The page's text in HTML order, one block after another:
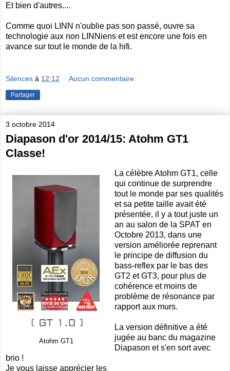
Et bien d'autres....
Comme quoi LINN n'oublie pas son passé, ouvre sa
technologie aux non LINNiens et est encore une fois en
avance sur tout le monde de la hifi.
Silences à 12:12 Aucun commentaire:
Partager
3 octobre 2014
Diapason d'or 2014/15: Atohm GT1
Classe!
Atohm GT1
La célèbre Atohm GT1, celle
qui continue de surprendre
tout le monde par ses qualités
et sa petite taille avait été
présentée, il y a tout juste un
an au salon de la SPAT en
Octobre 2013, dans une
version améliorée reprenant
le principe de diffusion du
bass-reflex par le bas des
GT2 et GT3, pour plus de
cohérence et moins de
problème de résonance par
rapport aux murs.
La version définitive a été
jugée au banc du magazine
Diapason et s'en sort avec
brio !
Je vous laisse apprécier les